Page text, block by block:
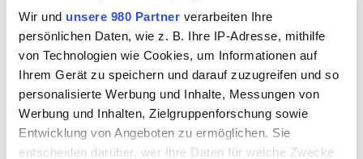
Wir und unsere 980 Partner verarbeiten Ihre
persönlichen Daten, wie z. B. Ihre IP-Adresse, mithilfe
von Technologien wie Cookies, um Informationen auf
Ihrem Gerät zu speichern und darauf zuzugreifen und so
personalisierte Werbung und Inhalte, Messungen von
Werbung und Inhalten, Zielgruppenforschung sowie
Entwicklung von Angeboten zu ermöglichen. Sie
entscheiden darüber, wer Ihre Daten für welche Zwecke
Wiener Stadthalle ein großes Konzert im Rahmen
ihrer „Mosaik-Tour“. Mehr als 15.000 begeisterte
Fans feierten an diesem musikalischen Abend ihre
größten Hits. Nun bietet das ZDF allen Fans an, die
die Tour aufgrund des Corona-Virus verpasst
haben, in den Genuss dieses exklusiven
Konzerthighlights zu kommen.